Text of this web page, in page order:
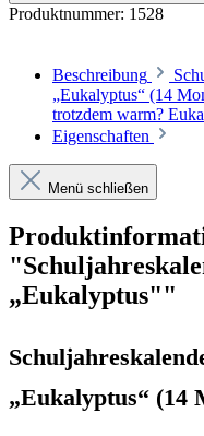
Produktnummer: 1528
Beschreibung
„Eukalyptus“ (14
trotzdem warm?
Eigenschaften
Menü schließen
„Eukalyptus""
„Eukalyptus“ (14